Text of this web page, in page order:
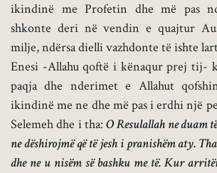
ikindinë me Profetin dhe më pas
shkonte deri në vendin e quajtur
milje, ndërsa dielli vazhdonte të ishte
Enesi -Allahu qoftë i kënaqur prej tij-
paqja dhe nderimet e Allahut
ikindinë me ne dhe më pas i erdhi një
Selemeh dhe i tha: O Resulallah ne duam
ne dëshirojmë që të jesh i pranishëm aty.
dhe ne u nisëm së bashku me të. Kur